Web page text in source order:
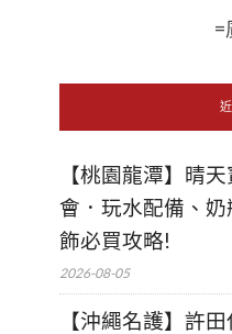
=
【桃園龍潭】晴
會．玩水配備、
飾必買攻略!
2026-08-05
【沖繩名護】許